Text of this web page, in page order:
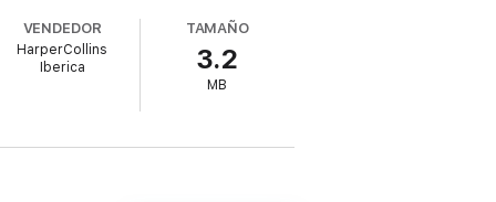
en los primeros kilómetros
En una carrera contrarreloj, David
VENDEDOR
HarperCollins
Iberica
TAMAÑO
3.2
MB